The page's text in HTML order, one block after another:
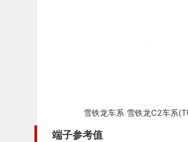
雪铁龙车系 雪铁龙C2车系
端子参考值